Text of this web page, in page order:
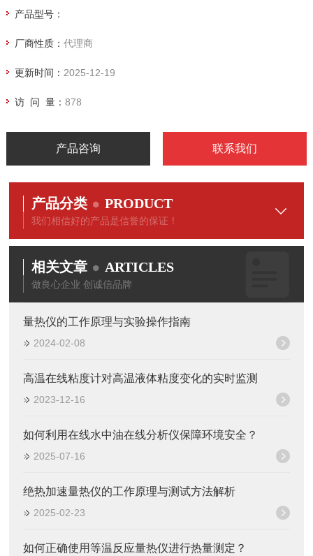
产品型号：
厂商性质： 代理商
更新时间： 2025-12-19
访 问 量： 878
产品咨询 联系我们
产品分类 PRODUCT
我们相信好的产品是信誉的保证！
相关文章 ARTICLES
做良心企业 创诚信品牌
量热仪的工作原理与实验操作指南
2024-02-08
高温在线粘度计对高温液体粘度变化的实时监测
2023-12-16
如何利用在线水中油在线分析仪保障环境安全？
2025-07-16
绝热加速量热仪的工作原理与测试方法解析
2025-02-23
如何正确使用等温反应量热仪进行热量测定？